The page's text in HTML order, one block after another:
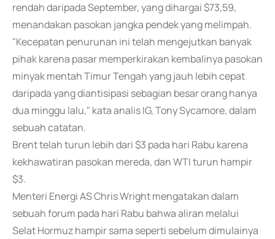
rendah daripada September, yang dihargai $73,59,
menandakan pasokan jangka pendek yang melimpah.
"Kecepatan penurunan ini telah mengejutkan banyak
pihak karena pasar memperkirakan kembalinya pasokan
minyak mentah Timur Tengah yang jauh lebih cepat
daripada yang diantisipasi sebagian besar orang hanya
dua minggu lalu," kata analis IG, Tony Sycamore, dalam
sebuah catatan.
Brent telah turun lebih dari $3 pada hari Rabu karena
kekhawatiran pasokan mereda, dan WTI turun hampir
$3.
Menteri Energi AS Chris Wright mengatakan dalam
sebuah forum pada hari Rabu bahwa aliran melalui
Selat Hormuz hampir sama seperti sebelum dimulainya